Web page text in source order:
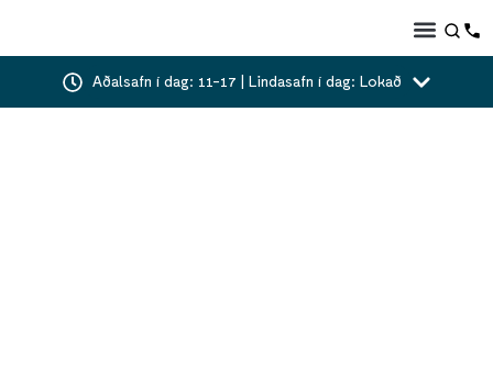
Aðalsafn í dag: 11-17 | Lindasafn í dag: Lokað